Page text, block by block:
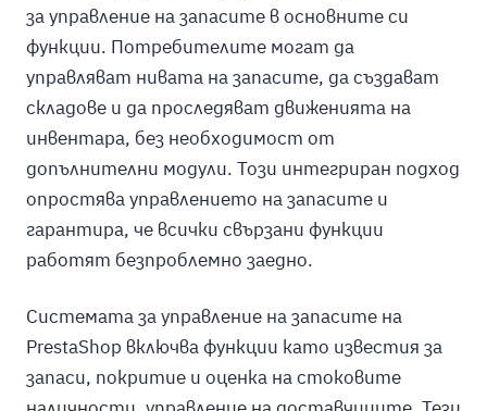
за управление на запасите в основните си
функции. Потребителите могат да
управляват нивата на запасите, да създават
складове и да проследяват движенията на
инвентара, без необходимост от
допълнителни модули. Този интегриран подход
опростява управлението на запасите и
гарантира, че всички свързани функции
работят безпроблемно заедно.
Системата за управление на запасите на
PrestaShop включва функции като известия за
запаси, покритие и оценка на стоковите